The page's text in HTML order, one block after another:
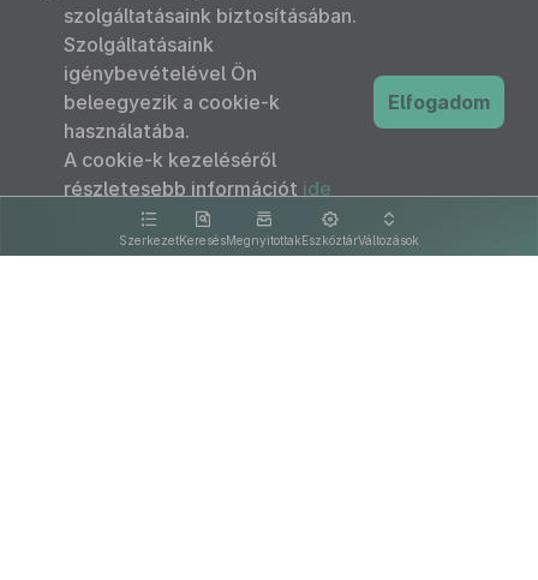
SzerkezetKeresésMegnyitottakEszköztárVáltozások
szolgáltatásaink biztosításában.
Szolgáltatásaink
igénybevételével Ön
beleegyezik a cookie-k
használatába.
A cookie-k kezeléséről
részletesebb információt ide
kattintva olvashat.
Elfogadom